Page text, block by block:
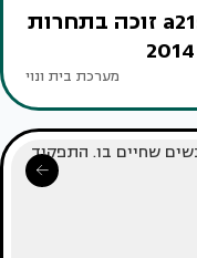
הקפלה בוייטנאם של a21studio זוכה בתחרות
מערכת בית ונוי